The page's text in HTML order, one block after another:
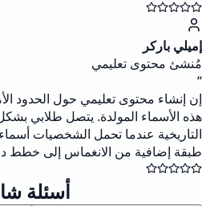
إميلي باركر
مُنشئ محتوى تعليمي
“
إن إنشاء محتوى تعليمي حول الحدود
هذه الأسماء المولدة. يتصل طلابي
التاريخية عندما تحمل الشخصيات
طبقة إضافية من الانغماس إلى خطط
أسئلة